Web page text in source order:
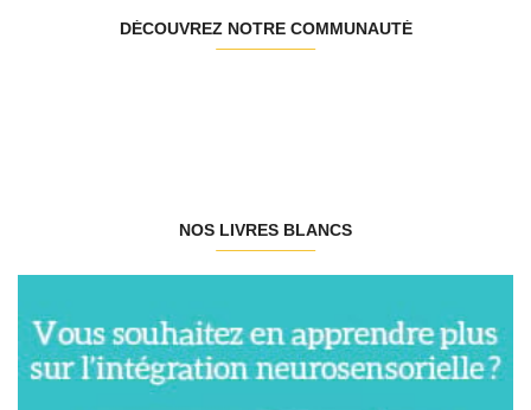
DÉCOUVREZ NOTRE COMMUNAUTÉ
NOS LIVRES BLANCS